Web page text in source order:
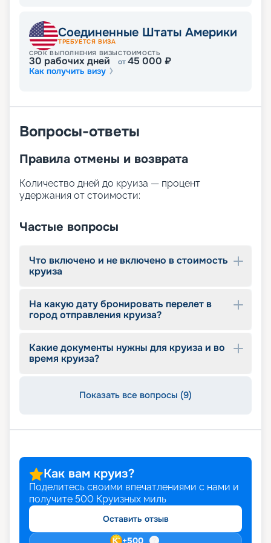
Соединенные Штаты Америки
ТРЕБУЕТСЯ ВИЗА
СРОК ВЫПОЛНЕНИЯ ВИЗЫ
30 рабочих дней
СТОИМОСТЬ
от45 000 ₽
Как получить визу
Вопросы-ответы
Правила отмены и возврата
Количество дней до круиза — процент
удержания от стоимости:
Частые вопросы
Что включено и не включено в стоимость
круиза
На какую дату бронировать перелет в
город отправления круиза?
Какие документы нужны для круиза и во
время круиза?
Показать все вопросы (9)
Как вам круиз?
Поделитесь своими впечатлениями с нами и
получите 500 Круизных миль
Оставить отзыв
+500